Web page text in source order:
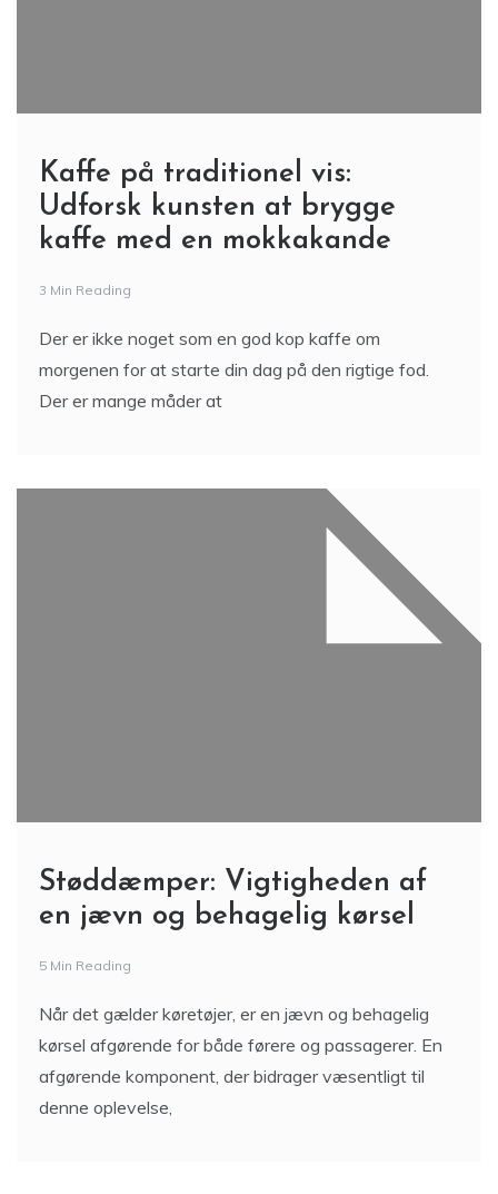
Kaffe på traditionel vis:
Udforsk kunsten at brygge
kaffe med en mokkakande
3 Min Reading
Der er ikke noget som en god kop kaffe om
morgenen for at starte din dag på den rigtige fod.
Der er mange måder at
Støddæmper: Vigtigheden af
en jævn og behagelig kørsel
5 Min Reading
Når det gælder køretøjer, er en jævn og behagelig
kørsel afgørende for både førere og passagerer. En
afgørende komponent, der bidrager væsentligt til
denne oplevelse,